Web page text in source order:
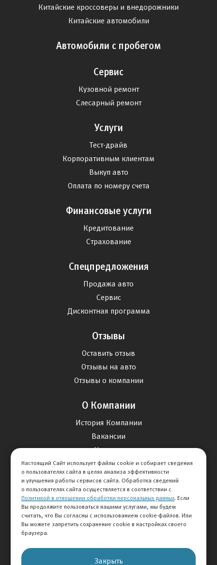
Китайские кроссоверы и внедорожники
Китайские автомобили
Автомобили с пробегом
Сервис
Кузовной ремонт
Слесарный ремонт
Услуги
Тест-драйв
Корпоративным клиентам
Выкуп авто
Оплата по номеру счета
Финансовые услуги
Кредитование
Страхование
Спецпредложения
Продажа авто
Сервис
Дисконтная программа
Отзывы
Оставить отзыв
Отзывы на авто
Отзывы о компании
О Компании
История Компании
Вакансии
Новости
Карта сайта
Контакты
+7 495 292-60-60
Настоящий Сайт использует файлы cookie и собирает сведения
о пользователях сайта в целях анализа эффективности
и улучшения работы сервисов сайта. Обработка сведений
о пользователях сайта осуществляется в соответствии с
Политикой в отношении обработки персональных данных. Если
Вы продолжите пользоваться нашими услугами, мы будем
считать, что Вы согласны с использованием cookie-файлов. Или
Вы можете запретить сохранение cookie в настройках своего
браузера.
Закрыть